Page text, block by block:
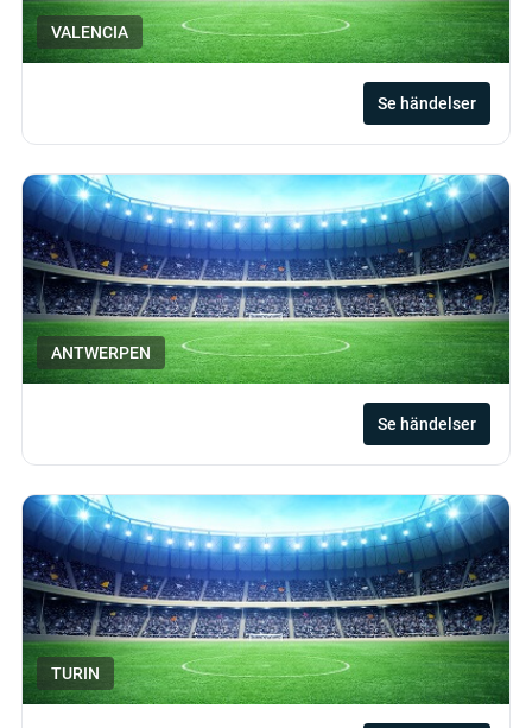
VALENCIA
Se händelser
ANTWERPEN
Se händelser
TURIN